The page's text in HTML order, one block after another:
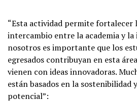
“Esta actividad permite fortalecer
intercambio entre la academia y
nosotros es importante que los
egresados contribuyan en esta
vienen con ideas innovadoras.
están basados en la sostenibilidad
potencial”: